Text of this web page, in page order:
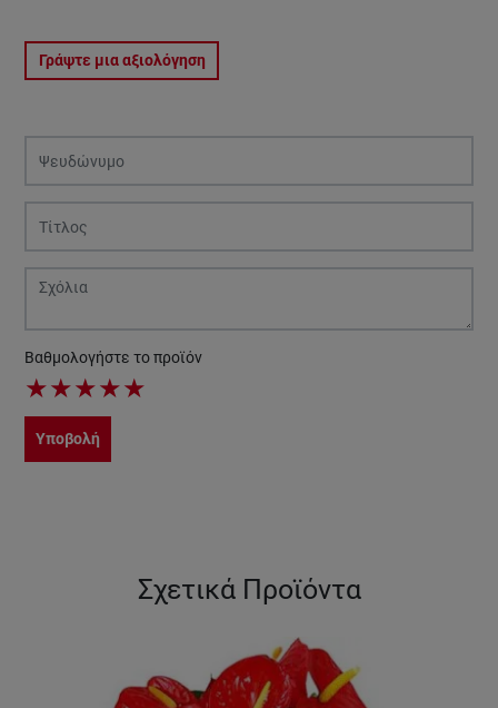
Γράψτε μια αξιολόγηση
Βαθμολογήστε το προϊόν
★★★★★
Υποβολή
Σχετικά Προϊόντα